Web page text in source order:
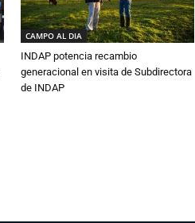
CAMPO AL DIA
INDAP potencia recambio
generacional en visita de Subdirectora
de INDAP